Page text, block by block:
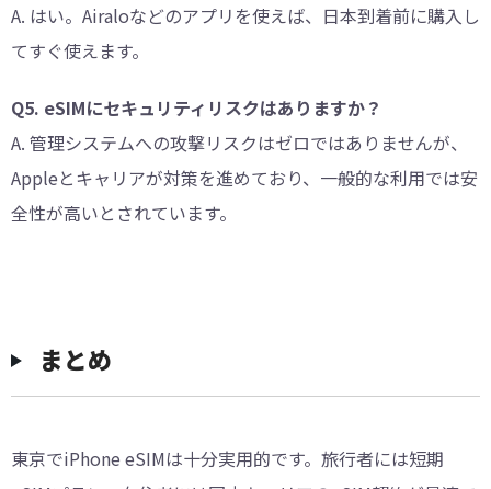
A. はい。Airaloなどのアプリを使えば、日本到着前に購入し
てすぐ使えます。
Q5. eSIMにセキュリティリスクはありますか？
A. 管理システムへの攻撃リスクはゼロではありませんが、
Appleとキャリアが対策を進めており、一般的な利用では安
全性が高いとされています。
まとめ
東京でiPhone eSIMは十分実用的です。旅行者には短期